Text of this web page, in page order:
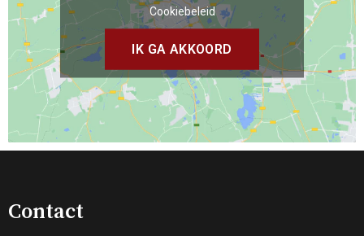
Cookiebeleid
IK GA AKKOORD
Contact